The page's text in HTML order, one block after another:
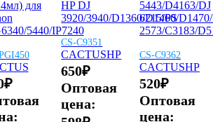
для
5440/IP7240
₽
HP DJ
3920/3940/D1360/D1460/
CS-C9351
CACTUSHP
650₽
Оптовая
цена:
5443/D4163/DJ
6215/PS
2573/C3183/
CS-C9362
CACTUSHP
520₽
Оптовая
цена: